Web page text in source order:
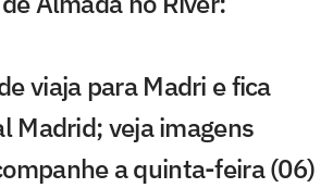
viaja para Madri e fica
Madrid; veja imagens
a quinta-feira (06)